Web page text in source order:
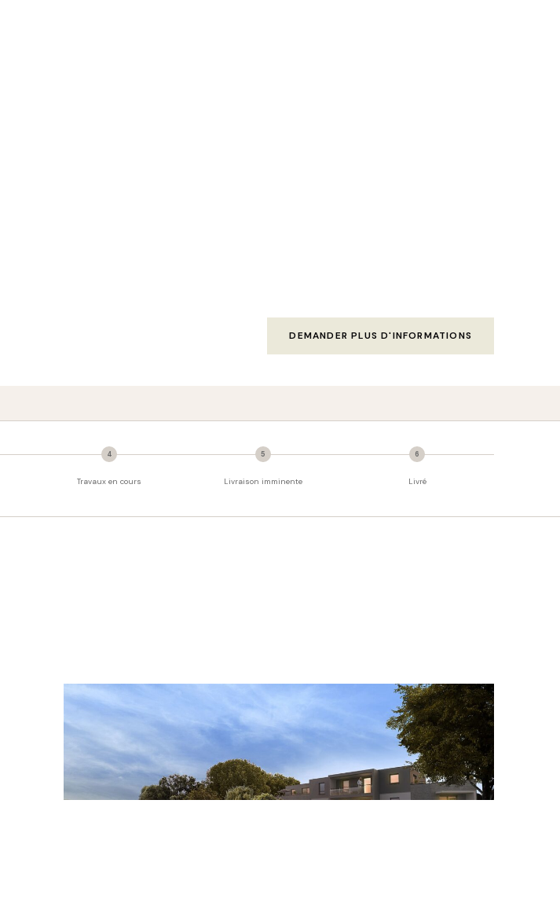
DEMANDER PLUS D'INFORMATIONS
4
Travaux en cours
5
Livraison imminente
6
Livré